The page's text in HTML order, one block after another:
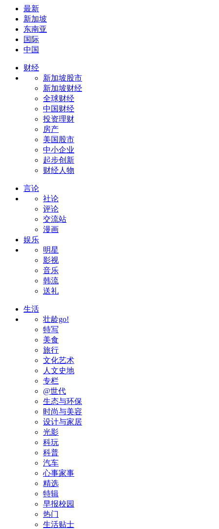
最新
新加坡
东南亚
国际
中国
财经
新加坡股市
新加坡财经
全球财经
中国财经
投资理财
房产
美国股市
中小企业
起步创新
财经人物
言论
社论
评论
交流站
漫画
娱乐
明星
影视
音乐
韩流
送礼
生活
壮龄go!
特写
美食
旅行
文化艺术
人文史地
专栏
@世代
生态与环保
时尚与美容
设计与家居
光影
科玩
科普
汽车
心事家事
精选
特辑
早报校园
热门
生活贴士